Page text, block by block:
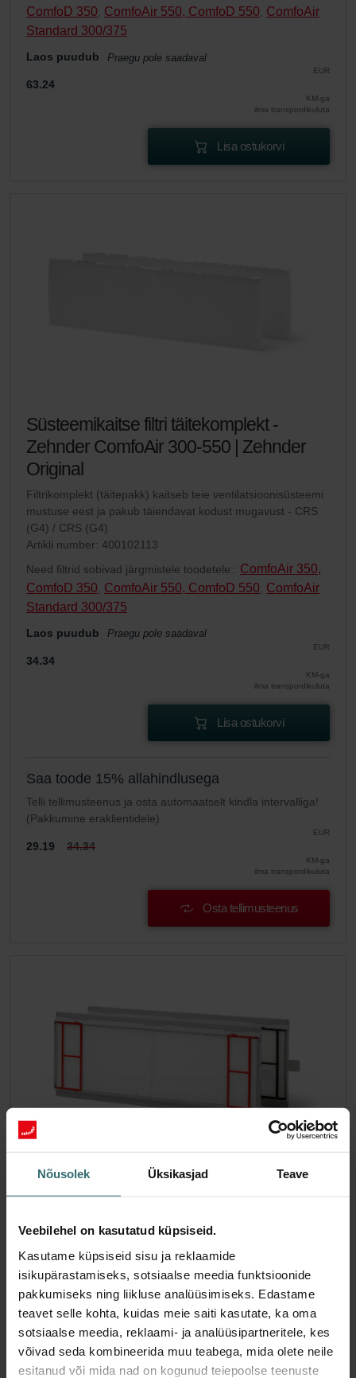
Nõusolek Üksikasjad Teave
Veebilehel on kasutatud küpsiseid.
Kasutame küpsiseid sisu ja reklaamide
isikupärastamiseks, sotsiaalse meedia funktsioonide
pakkumiseks ning liikluse analüüsimiseks. Edastame
teavet selle kohta, kuidas meie saiti kasutate, ka oma
sotsiaalse meedia, reklaami- ja analüüsipartneritele, kes
võivad seda kombineerida muu teabega, mida olete neile
esitanud või mida nad on kogunud teiepoolse teenuste
ComfoD 350, ComfoAir 550, ComfoD 550, ComfoAir
Standard 300/375
Laos puudub Praegu pole saadaval
EUR
63.24
KM-ga
ilma transpordikuluta
Lisa ostukorvi
Süsteemikaitse filtri täitekomplekt -
Zehnder ComfoAir 300-550 | Zehnder
Original
Filtrikomplekt (täitepakk) kaitseb teie ventilatsioonisüsteemi
mustuse eest ja pakub täiendavat kodust mugavust - CRS
(G4) / CRS (G4)
Artikli number: 400102113
Need filtrid sobivad järgmistele toodetele:: ComfoAir 350,
ComfoD 350 ComfoAir 550, ComfoD 550 ComfoAir
Standard 300/375
Laos puudub Praegu pole saadaval
EUR
34.34
KM-ga
ilma transpordikuluta
Lisa ostukorvi
Saa toode 15% allahindlusega
Telli tellimusteenus ja osta automaatselt kindla intervalliga!
(Pakkumine eraklientidele)
EUR
29.19 34.34
KM-ga
ilma transpordikuluta
Osta tellimusteenus
Õietolmu stardikomplekt – Zehnder
Filtrikomplekt (stardipakk), mis kaitseb siseruumi õhku
osakeste eest, mis võivad põhjustada allergilisi reaktsioone,
ePM10 (M5) / CRS (G4)
Artikli number: 400102111
Need filtrid sobivad järgmistele toodetele::ComfoAir 350,
ComfoD 350
ComfoAir 550, ComfoD 550 , ComfoAir
Standard 300/375